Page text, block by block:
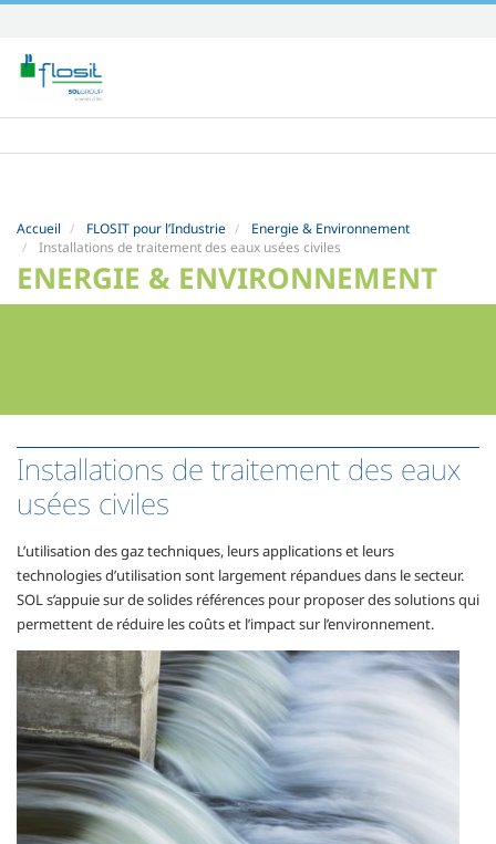
au
contenu.
|
à
Accueil FLOSIT pour l’Industrie
Energie & Environnement
Installations de traitement des eaux usées civiles
ENERGIE & ENVIRONNEMENT
Installations de traitement des eaux
usées civiles
L’utilisation des gaz techniques, leurs applications et leurs
technologies d’utilisation sont largement répandues dans le secteur.
SOL s’appuie sur de solides références pour proposer des solutions qui
permettent de réduire les coûts et l’impact sur l’environnement.